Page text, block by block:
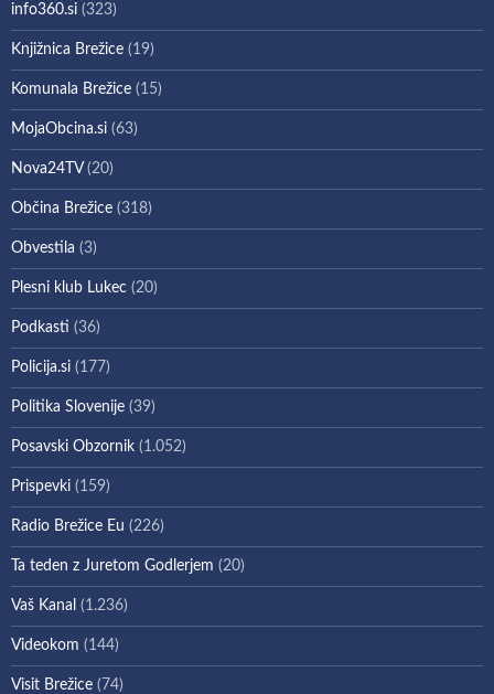
info360.si (323)
Knjižnica Brežice (19)
Komunala Brežice (15)
MojaObcina.si (63)
Nova24TV(20)
Občina Brežice (318)
Obvestila (3)
Plesni klub Lukec (20)
Podkasti (36)
Policija.si (177)
Politika Slovenije (39)
Posavski Obzornik (1.052)
Prispevki (159)
Radio Brežice Eu (226)
Ta teden z Juretom Godlerjem (20)
Vaš Kanal (1.236)
Videokom (144)
Visit Brežice (74)